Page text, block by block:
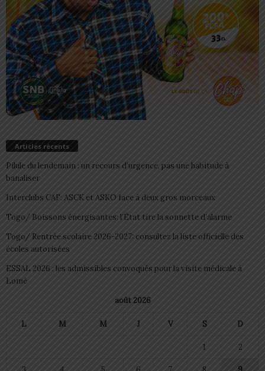
Articles récents
Pilule du lendemain : un recours d’urgence, pas une habitude à
banaliser
Interclubs CAF: ASCK et ASKO face à deux gros morceaux
Togo/ Boissons énergisantes: l’État tire la sonnette d’alarme
Togo/ Rentrée scolaire 2026-2027: consultez la liste officielle des
écoles autorisées
ESSAL 2026 : les admissibles convoqués pour la visite médicale à
Lomé
août 2026
L M M J V S D
1 2